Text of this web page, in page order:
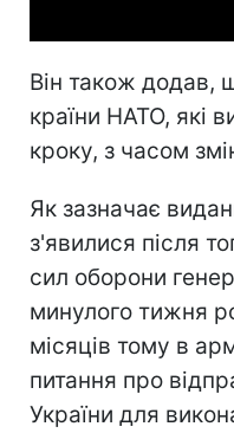
Він також додав,
країни НАТО, які
кроку, з часом
Як зазначає
з'явилися після
сил оборони
минулого тижня
місяців тому в
питання про
України для